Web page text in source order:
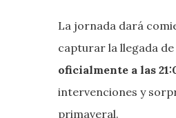
La jornada dará
capturar la llegada
oficialmente a las
intervenciones y
primaveral.